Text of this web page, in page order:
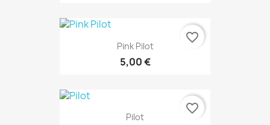
Pink Pilot
5,00 €
favorite_border
Pilot
favorite_border